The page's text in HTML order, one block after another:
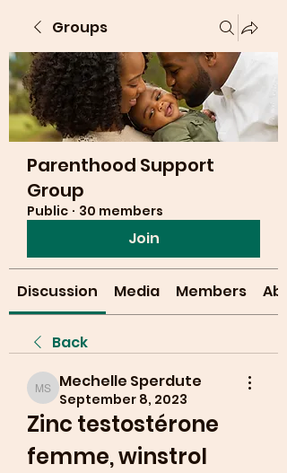
Groups
Parenthood Support
Group
Public · 30 members
Join
Discussion Media Members
Back
Mechelle Sperdute
Mechelle Sperdute
September 8, 2023
Zinc testostérone
femme, winstrol